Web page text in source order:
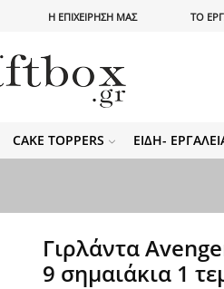
Η ΕΠΙΧΕΙΡΗΣΗ ΜΑΣ ΤΟ
CAKE TOPPERS ΕΊΔΗ-
Γιρλάντα
9 σημαιάκια 1